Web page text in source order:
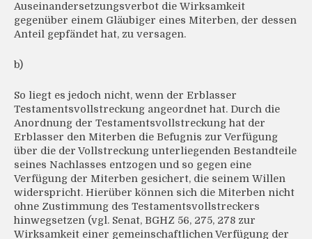
Auseinandersetzungsverbot die Wirksamkeit
gegenüber einem Gläubiger eines Miterben, der dessen
Anteil gepfändet hat, zu versagen.
b)
So liegt es jedoch nicht, wenn der Erblasser
Testamentsvollstreckung angeordnet hat. Durch die
Anordnung der Testamentsvollstreckung hat der
Erblasser den Miterben die Befugnis zur Verfügung
über die der Vollstreckung unterliegenden Bestandteile
seines Nachlasses entzogen und so gegen eine
Verfügung der Miterben gesichert, die seinem Willen
widerspricht. Hierüber können sich die Miterben nicht
ohne Zustimmung des Testamentsvollstreckers
hinwegsetzen (vgl. Senat, BGHZ 56, 275, 278 zur
Wirksamkeit einer gemeinschaftlichen Verfügung der